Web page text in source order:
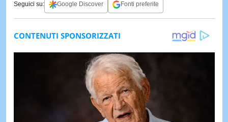
Seguici su: Google Discover Fonti preferite